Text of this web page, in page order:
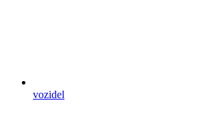
vozidel